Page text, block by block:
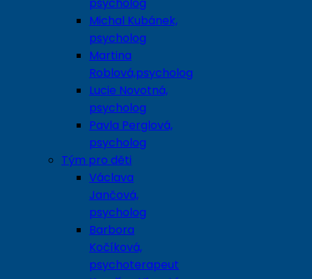
psycholog
Michal Kubánek,
psycholog
Martina
Roblová,psycholog
Lucie Novotná,
psycholog
Pavla Perglová,
psycholog
Tým pro děti
Václava
Jančová,
psycholog
Barbora
Kočíková,
psychoterapeut